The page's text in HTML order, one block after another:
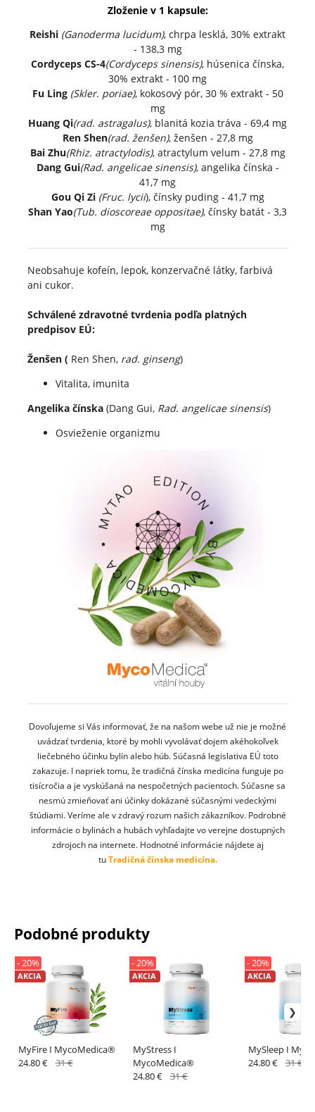
Zloženie v 1 kapsule:
Reishi (Ganoderma lucidum), chrpa lesklá, 30% extrakt
- 138,3 mg
Cordyceps CS-4(Cordyceps sinensis), húsenica čínska,
30% extrakt - 100 mg
Fu Ling (Skler. poriae), kokosový pór, 30 % extrakt - 50
mg
Huang Qi(rad. astragalus), blanitá kozia tráva - 69,4 mg
Ren Shen(rad. ženšen), ženšen - 27,8 mg
Bai Zhu(Rhiz. atractylodis), atractylum velum - 27,8 mg
Dang Gui(Rad. angelicae sinensis), angelika čínska -
41,7 mg
Gou Qi Zi (Fruc. lycii), čínsky puding - 41,7 mg
Shan Yao(Tub. dioscoreae oppositae), čínsky batát - 3,3
mg
Neobsahuje kofeín, lepok, konzervačné látky, farbivá
ani cukor.
Schválené zdravotné tvrdenia podľa platných
predpisov EÚ:
Ženšen ( Ren Shen, rad. ginseng)
Vitalita, imunita
Angelika čínska (Dang Gui, Rad. angelicae sinensis)
Osvieženie organizmu
Dovoľujeme si Vás informovať, že na našom webe už nie je možné
uvádzať tvrdenia, ktoré by mohli vyvolávať dojem akéhokoľvek
liečebného účinku bylín alebo húb. Súčasná legislativa EÚ toto
zakazuje. I napriek tomu, že tradičná čínska medicína funguje po
tisícročia a je vyskúšaná na nespočetných pacientoch. Súčasne sa
nesmú zmieňovať ani účinky dokázané súčasnými vedeckými
štúdiami. Veríme ale v zdravý rozum našich zákazníkov. Podrobné
informácie o bylinách a hubách vyhľadajte vo verejne dostupných
zdrojoch na internete. Hodnotné informácie nájdete aj
tu Tradičná čínska medicína.
Podobné produkty
MyFire I MycoMedica®
AKCIA
- 20%
24.80 € 31 €
MyStress I
MycoMedica®
AKCIA
- 20%
24.80 € 31 €
MySleep I
AKCIA
- 20%
24.80 € 31 €